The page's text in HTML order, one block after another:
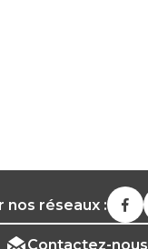
nos réseaux :
Contactez-nous